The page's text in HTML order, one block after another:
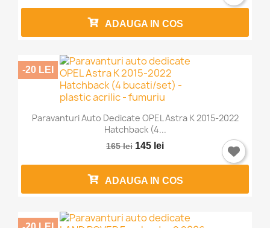
ADAUGA IN COS
Paravanturi Auto Dedicate OPEL Astra K 2015-2022
Hatchback (4...
165 lei 145 lei
-20 LEI
ADAUGA IN COS